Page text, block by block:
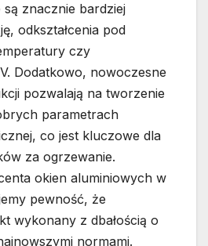
znacznie bardziej
odkształcenia pod
czy
Dodatkowo, nowoczesne
pozwalają na tworzenie
parametrach
co jest kluczowe dla
za ogrzewanie.
okien aluminiowych w
pewność, że
wykonany z dbałością o
normami.